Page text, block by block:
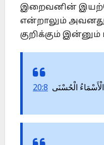
இறைவனின்
என்றாலும்
குறிக்கும்
الْأَسْمَاءُ الْحُسْنَى 20:8